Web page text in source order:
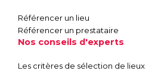
Référencer un lieu
Référencer un prestataire
Nos conseils d'experts
Les critères de sélection de lieux